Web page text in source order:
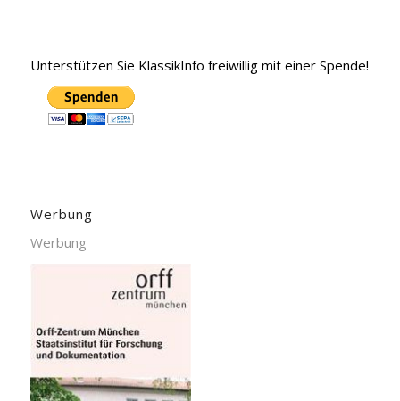
Unterstützen Sie KlassikInfo freiwillig mit einer Spende!
Werbung
Werbung